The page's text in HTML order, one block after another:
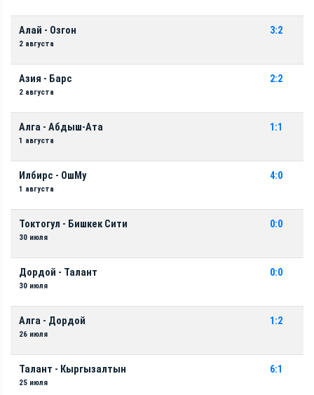
Алай - Озгон
2 августа
3:2
Азия - Барс
2 августа
2:2
Алга - Абдыш-Ата
1 августа
1:1
Илбирс - ОшМу
1 августа
4:0
Токтогул - Бишкек Сити
30 июля
0:0
Дордой - Талант
30 июля
0:0
Алга - Дордой
26 июля
1:2
Талант - Кыргызалтын
25 июля
6:1